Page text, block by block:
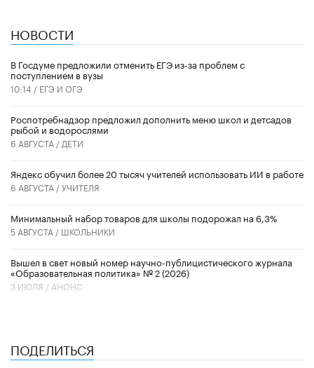
НОВОСТИ
В Госдуме предложили отменить ЕГЭ из-за проблем с
поступлением в вузы
10:14 / ЕГЭ И ОГЭ
Роспотребнадзор предложил дополнить меню школ и детсадов
рыбой и водорослями
6 АВГУСТА / ДЕТИ
​Яндекс обучил более 20 тысяч учителей использовать ИИ в работе
6 АВГУСТА /УЧИТЕЛЯ
Минимальный набор товаров для школы подорожал на 6,3%
5 АВГУСТА / ШКОЛЬНИКИ
Вышел в свет новый номер научно-публицистического журнала
«Образовательная политика» № 2 (2026)
3 ИЮЛЯ / АНОНС
ПОДЕЛИТЬСЯ